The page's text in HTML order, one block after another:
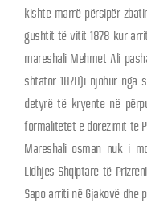
kishte marrë përsipër
gushtit të vitit 1878 kur
mareshali Mehmet Ali
shtator 1878)i njohur nga
detyrë të kryente në
formalitetet e dorëzimit të
Mareshali osman nuk i
Lidhjes Shqiptare të
Sapo arriti në Gjakovë dhe